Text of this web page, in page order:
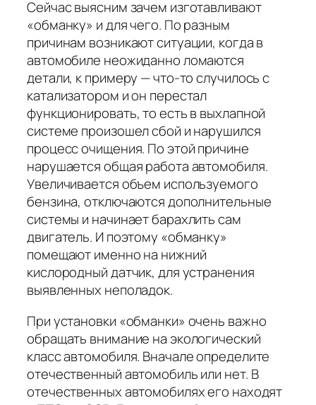
Сейчас выясним зачем изготавливают
«обманку» и для чего. По разным
причинам возникают ситуации, когда в
автомобиле неожиданно ломаются
детали, к примеру — что-то случилось с
катализатором и он перестал
функционировать, то есть в выхлапной
системе произошел сбой и нарушился
процесс очищения. По этой причине
нарушается общая работа автомобиля.
Увеличивается объем используемого
бензина, отключаются дополнительные
системы и начинает барахлить сам
двигатель. И поэтому «обманку»
помещают именно на нижний
кислородный датчик, для устранения
выявленных неполадок.
При установки «обманки» очень важно
обращать внимание на экологический
класс автомобиля. Вначале определите
отечественный автомобиль или нет. В
отечественных автомобилях его находят